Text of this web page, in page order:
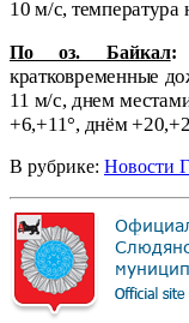
10 м/с,
По оз. Байкал:
кратковременные
11 м/с, днем
+6,+11°, днём
В рубрике: Новости